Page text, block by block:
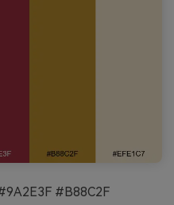
#B88C2F